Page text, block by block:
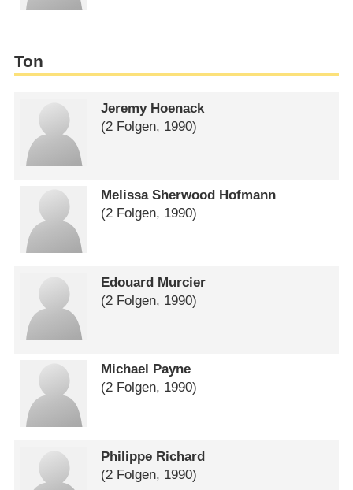
Ton
Jeremy Hoenack
(2 Folgen, 1990)
Melissa Sherwood Hofmann
(2 Folgen, 1990)
Edouard Murcier
(2 Folgen, 1990)
Michael Payne
(2 Folgen, 1990)
Philippe Richard
(2 Folgen, 1990)